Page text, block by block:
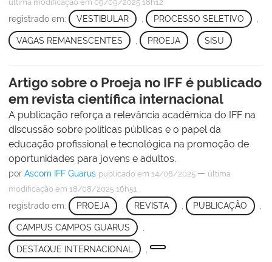
última modificação em 09/09/2025 18h12
registrado em: VESTIBULAR PROCESSO SELETIVO
VAGAS REMANESCENTES PROEJA SISU
Artigo sobre o Proeja no IFF é publicado
em revista científica internacional
A publicação reforça a relevância acadêmica do IFF na
discussão sobre políticas públicas e o papel da
educação profissional e tecnológica na promoção de
oportunidades para jovens e adultos.
por Ascom IFF Guarus publicado em 14/08/2025 — última
modificação em 18/08/2025 16h51
registrado em: PROEJA , REVISTA , PUBLICAÇÃO ,
CAMPUS CAMPOS GUARUS
DESTAQUE INTERNACIONAL